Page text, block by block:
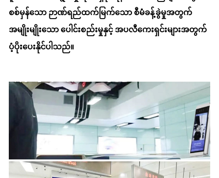
စစ်မှန်သော ဉာဏ်ရည်ထက်မြက်သော စီမံခန့်ခွဲမှုအတွက်
အမျိုးမျိုးသော ပေါင်းစည်းမှုနှင့် အပလီကေးရှင်းများအတွက်
ပံ့ပိုးပေးနိုင်ပါသည်။